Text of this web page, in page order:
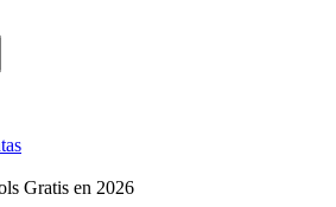
Gratis en 2026